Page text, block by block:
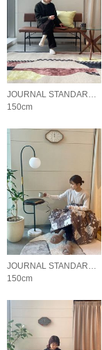
JOURNAL STANDARD FURNITURE
150cm
150cm